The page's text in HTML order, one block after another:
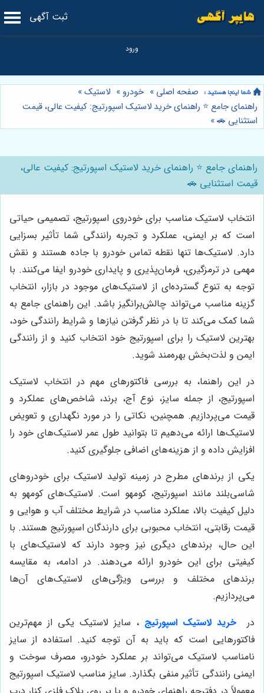
ثبت آگهی
صفحه اصلی » خودرو » لاستیک»
راهنمای جامع ⭐️ راهنمای خرید لاستیک اسپورتیج: کیفیت عالی، قیمت
استثنایی 🚗»
راهنمای جامع ⭐️ راهنمای خرید لاستیک اسپورتیج: کیفیت عالی،
قیمت استثنایی 🚗
انتخاب لاستیک مناسب برای خودروی اسپورتیج، تصمیمی حیاتی
است که بر ایمنی، عملکرد و تجربه رانندگی شما تأثیر بسزایی
دارد. لاستیک‌ها تنها نقطه تماس خودرو با جاده هستند و نقش
مهمی در ترمزگیری، فرمان‌پذیری و پایداری خودرو ایفا می‌کنند. با
توجه به تنوع گسترده‌ای از لاستیک‌های موجود در بازار، انتخاب
گزینه مناسب می‌تواند چالش‌برانگیز باشد. این راهنمای جامع به
شما کمک می‌کند تا با در نظر گرفتن نیازها و شرایط رانندگی خود،
بهترین لاستیک را برای اسپورتیج خود انتخاب کنید و از رانندگی
ایمن و لذت‌بخش بهره‌مند شوید.
در این راهنما، به بررسی فاکتورهای مهم در انتخاب لاستیک
اسپورتیج، از جمله سایز، نوع آج، برند، شاخص‌های عملکرد و
قیمت می‌پردازیم. همچنین، نکاتی را در مورد نگهداری و تعویض
لاستیک‌ها ارائه می‌دهیم تا بتوانید طول عمر لاستیک‌های خود را
افزایش داده و از هزینه‌های اضافی جلوگیری کنید.
یکی از برندهای مطرح در زمینه تولید لاستیک برای خودروهای
شاسی‌بلند مانند اسپورتیج، کومهو است. لاستیک‌های کومهو به
دلیل کیفیت بالا، عملکرد مناسب در شرایط مختلف آب و هوایی و
قیمت رقابتی، انتخاب محبوبی برای دارندگان اسپورتیج هستند. با
این حال، برندهای دیگری نیز وجود دارند که لاستیک‌های با
کیفیتی برای این خودرو ارائه می‌دهند. در ادامه، به مقایسه
برندهای مختلف و بررسی ویژگی‌های لاستیک‌های آن‌ها
می‌پردازیم.
در
خرید لاستیک اسپورتیج ، سایز لاستیک یکی از مهم‌ترین
فاکتورهایی است که باید به آن توجه کنید. استفاده از سایز
نامناسب لاستیک می‌تواند بر عملکرد خودرو، مصرف سوخت و
ایمنی رانندگی تأثیر منفی بگذارد. سایز مناسب لاستیک اسپورتیج